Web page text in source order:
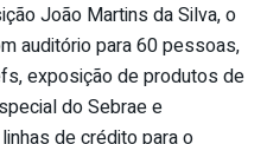
João Martins da Silva, o
auditório para 60 pessoas,
exposição de produtos de
do Sebrae e